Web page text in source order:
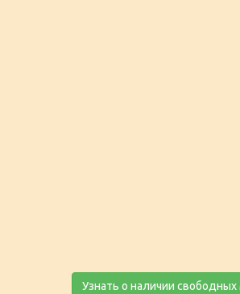
Узнать о наличии свободных